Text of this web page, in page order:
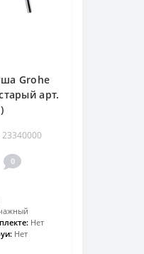
Grohe
арт.
23340000
0
Нет
Нет